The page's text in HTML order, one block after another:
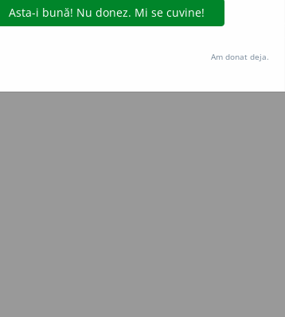
© 2004-2026 dexonline (https://dexonline.ro)
site, inclusiv prin orice metode de extragere automată
scris, cu excepția seturilor de date oferite oficial spre utilizare
Hosterion
Am donat deja.